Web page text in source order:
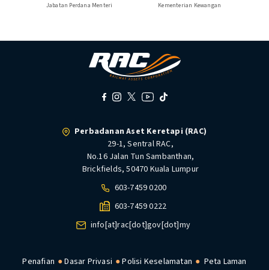
Jabatan Perdana Menteri Kementerian Kewangan
Perbadanan Aset Keretapi (RAC)
29-1, Sentral RAC,
No.16 Jalan Tun Sambanthan,
Brickfields, 50470 Kuala Lumpur
603-7459 0200
603-7459 0222
info[at]rac[dot]gov[dot]my
Penafian Dasar Privasi Polisi Keselamatan Peta Laman